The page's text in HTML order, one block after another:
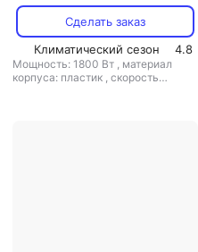
Сделать заказ
Климатический сезон
4.8
Мощность: 1800 Вт , материал
корпуса: пластик , скорость